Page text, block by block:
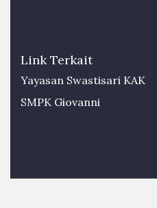
Link Terkait
Yayasan Swastisari KAK
SMPK Giovanni